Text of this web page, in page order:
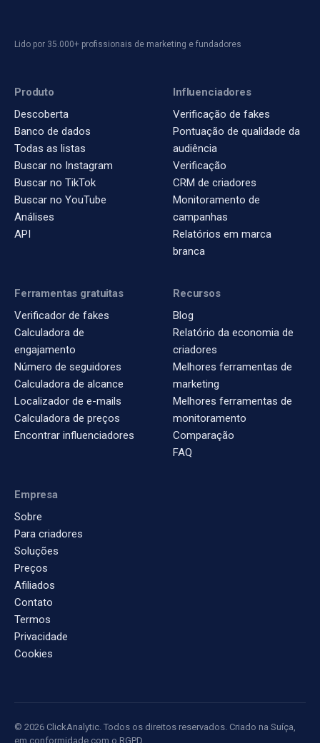
Lido por 35.000+ profissionais de marketing e fundadores
Produto
Descoberta
Banco de dados
Todas as listas
Buscar no Instagram
Buscar no TikTok
Buscar no YouTube
Análises
API
Influenciadores
Verificação de fakes
Pontuação de qualidade da
audiência
Verificação
CRM de criadores
Monitoramento de
campanhas
Relatórios em marca
branca
Ferramentas gratuitas
Verificador de fakes
Calculadora de
engajamento
Número de seguidores
Calculadora de alcance
Localizador de e-mails
Calculadora de preços
Encontrar influenciadores
Recursos
Blog
Relatório da economia de
criadores
Melhores ferramentas de
marketing
Melhores ferramentas de
monitoramento
Comparação
FAQ
Empresa
Sobre
Para criadores
Soluções
Preços
Afiliados
Contato
Termos
Privacidade
Cookies
© 2026 ClickAnalytic. Todos os direitos reservados. Criado na Suíça,
em conformidade com o RGPD.